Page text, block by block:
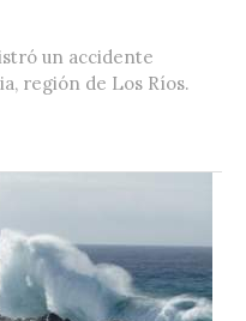
un accidente
región de Los Ríos.